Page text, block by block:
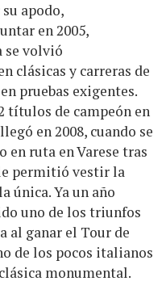
apodo,
en 2005,
se volvió
clásicas y carreras de
pruebas exigentes.
títulos de campeón en
en 2008, cuando se
en ruta en Varese tras
permitió vestir la
única. Ya un año
uno de los triunfos
al ganar el Tour de
de los pocos italianos
monumental.